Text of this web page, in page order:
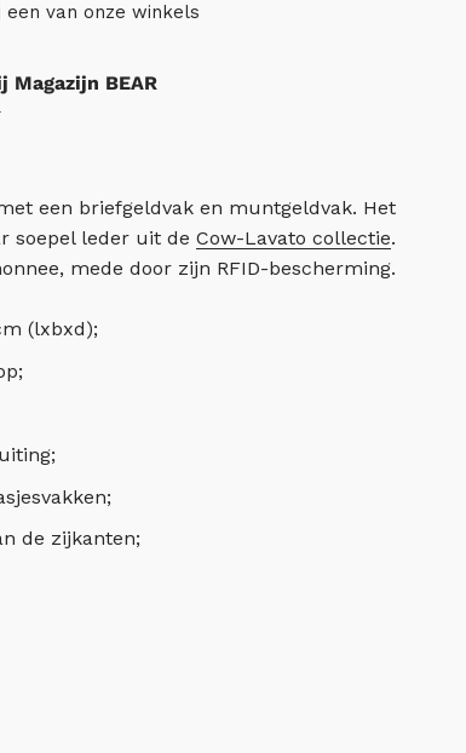
van onze winkels
Magazijn BEAR
een briefgeldvak en muntgeldvak. Het
soepel leder uit de Cow-Lavato collectie.
mede door zijn RFID-bescherming.
(lxbxd);
de zijkanten;